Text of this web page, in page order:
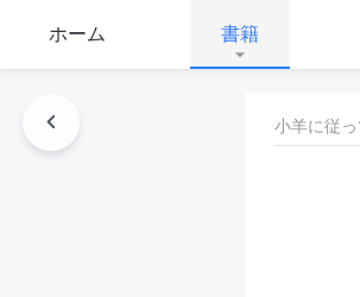
ホーム 書籍
小羊に従